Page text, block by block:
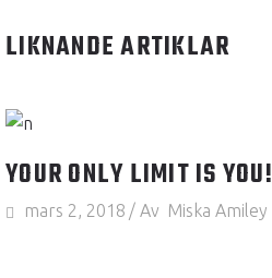
LIKNANDE ARTIKLAR
YOUR ONLY LIMIT IS YOU!
mars 2, 2018 Av Miska Amiley